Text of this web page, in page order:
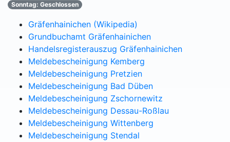
Sonntag: Geschlossen
Gräfenhainichen (Wikipedia)
Grundbuchamt Gräfenhainichen
Handelsregisterauszug Gräfenhainichen
Meldebescheinigung Kemberg
Meldebescheinigung Pretzien
Meldebescheinigung Bad Düben
Meldebescheinigung Zschornewitz
Meldebescheinigung Dessau-Roßlau
Meldebescheinigung Wittenberg
Meldebescheinigung Stendal